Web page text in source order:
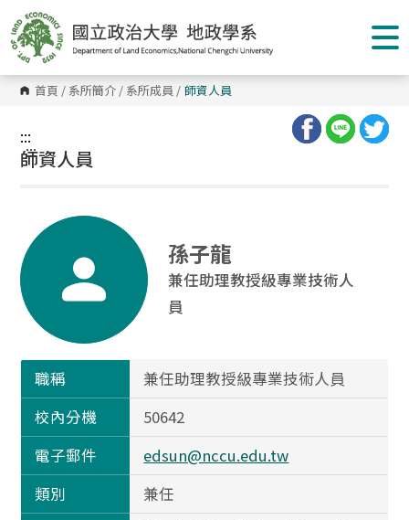
到
主
要
內
容
區 首頁 / 系所簡介 / 系所成員 / 師資人員
:::
:::
師資人員
孫子龍
兼任助理教授級專業技術人
員
職稱
兼任助理教授級專業技術人員
校內分機
50642
電子郵件
edsun@nccu.edu.tw
類別
兼任